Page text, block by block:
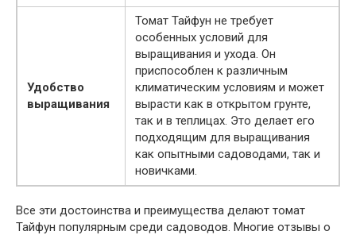
Удобство
выращивания
Томат Тайфун не требует
особенных условий для
выращивания и ухода. Он
приспособлен к различным
климатическим условиям и может
вырасти как в открытом грунте,
так и в теплицах. Это делает его
подходящим для выращивания
как опытными садоводами, так и
новичками.
Все эти достоинства и преимущества делают томат
Тайфун популярным среди садоводов. Многие отзывы о